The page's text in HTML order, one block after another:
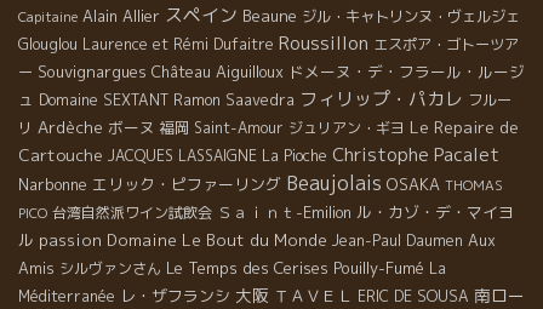
Capitaine Alain Allier スペイン Beaune ジル・キャトリンヌ・ヴェルジェ
Glouglou Laurence et Rémi Dufaitre Roussillon エスポア・ゴトーツア
ー Souvignargues Château Aiguilloux ドメーヌ・デ・フラール・ルージ
ュ Domaine SEXTANT Ramon Saavedra フィリップ・パカレ フルー
リ Ardèche ボーヌ 福岡 Saint-Amour ジュリアン・ギヨ Le Repaire de
Cartouche JACQUES LASSAIGNE La Pioche Christophe Pacalet
Narbonne エリック・ピファーリング Beaujolais OSAKA THOMAS
PICO 台湾自然派ワイン試飲会 Ｓａｉｎｔ-Emilion ル・カゾ・デ・マイヨ
ル passion Domaine Le Bout du Monde Jean-Paul Daumen Aux
Amis シルヴァンさん Le Temps des Cerises Pouilly-Fumé La
Méditerranée レ・ザフランシ 大阪 ＴＡＶＥＬ ERIC DE SOUSA 南ロー